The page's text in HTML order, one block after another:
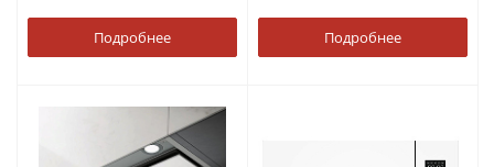
Подробнее Подробнее